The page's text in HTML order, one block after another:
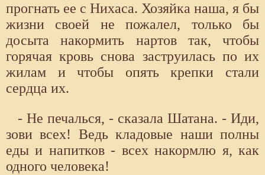
прогнать ее с Нихаса. Хозяйка наша, я бы
жизни своей не пожалел, только бы
досыта накормить нартов так, чтобы
горячая кровь снова заструилась по их
жилам и чтобы опять крепки стали
сердца их.
- Не печалься, - сказала Шатана. - Иди,
зови всех! Ведь кладовые наши полны
еды и напитков - всех накормлю я, как
одного человека!